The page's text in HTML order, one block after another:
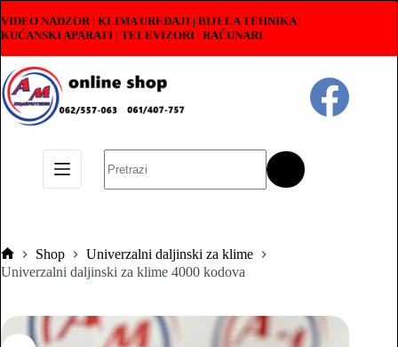
to
content
VIDEO NADZOR | KLIMA UREĐAJI | BIJELA TEHNIKA |
KUĆANSKI APARATI | TELEVIZORI | RAČUNARI
results
Pocetna
Shop
Univerzalni daljinski za klime
Univerzalni daljinski za klime 4000 kodova